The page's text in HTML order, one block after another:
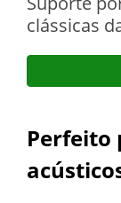
clássicas
Perfeito